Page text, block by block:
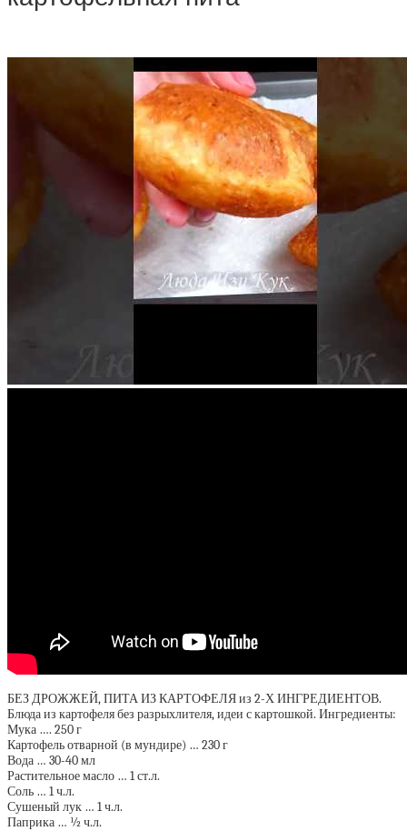
БЕЗ ДРОЖЖЕЙ, ПИТА ИЗ КАРТОФЕЛЯ из 2-Х ИНГРЕДИЕНТОВ.
Блюда из картофеля без разрыхлителя, идеи с картошкой. Ингредиенты:
Мука …. 250 г
Картофель отварной (в мундире) … 230 г
Вода … 30-40 мл
Растительное масло … 1 ст.л.
Соль … 1 ч.л.
Сушеный лук … 1 ч.л.
Паприка … ½ ч.л.